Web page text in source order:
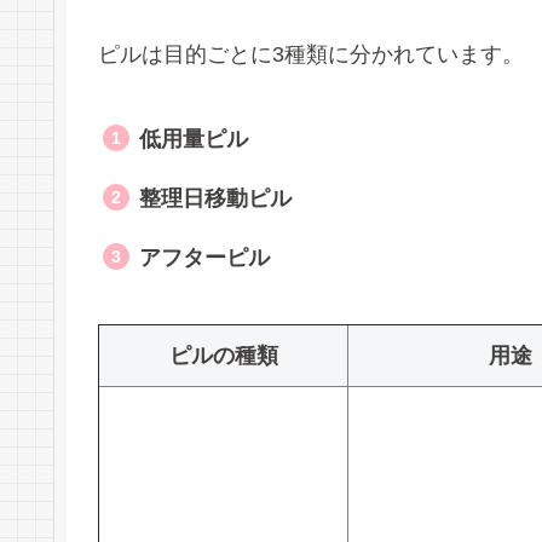
ピルは目的ごとに3種類に分かれています。
低用量ピル
整理日移動ピル
アフターピル
ピルの種類 用途